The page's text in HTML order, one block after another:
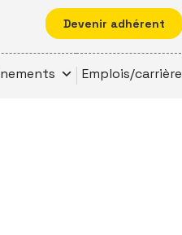
Devenir adhérent
Emplois/carrière